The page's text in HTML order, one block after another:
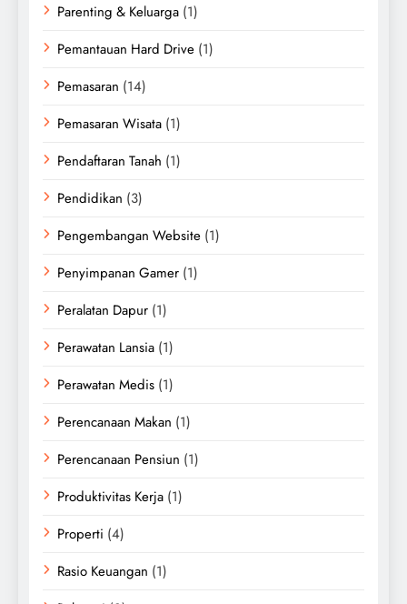
Parenting & Keluarga (1)
Pemantauan Hard Drive (1)
Pemasaran (14)
Pemasaran Wisata (1)
Pendaftaran Tanah (1)
Pendidikan (3)
Pengembangan Website (1)
Penyimpanan Gamer (1)
Peralatan Dapur (1)
Perawatan Lansia (1)
Perawatan Medis (1)
Perencanaan Makan (1)
Perencanaan Pensiun (1)
Produktivitas Kerja (1)
Properti (4)
Rasio Keuangan (1)